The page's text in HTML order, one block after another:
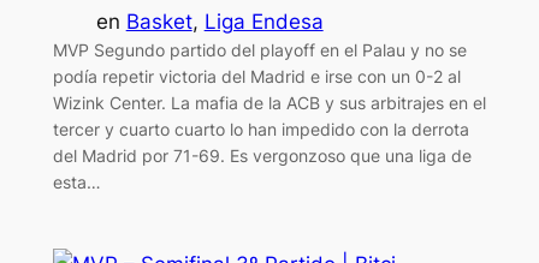
en Basket, Liga Endesa
MVP Segundo partido del playoff en el Palau y no se
podía repetir victoria del Madrid e irse con un 0-2 al
Wizink Center. La mafia de la ACB y sus arbitrajes en el
tercer y cuarto cuarto lo han impedido con la derrota
del Madrid por 71-69. Es vergonzoso que una liga de
esta…